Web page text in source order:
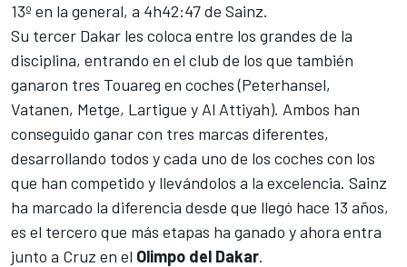
13º en la general, a 4h42:47 de Sainz.
Su tercer Dakar les coloca entre los grandes de la
disciplina, entrando en el club de los que también
ganaron tres Touareg en coches (Peterhansel,
Vatanen, Metge, Lartigue y Al Attiyah). Ambos han
conseguido ganar con tres marcas diferentes,
desarrollando todos y cada uno de los coches con los
que han competido y llevándolos a la excelencia. Sainz
ha marcado la diferencia desde que llegó hace 13 años,
es el tercero que más etapas ha ganado y ahora entra
junto a Cruz en el Olimpo del Dakar.